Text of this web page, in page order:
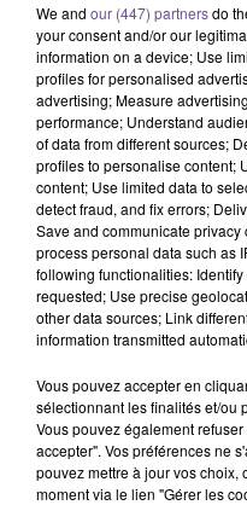
Une entreprise
recherche un
achat et
Une entreprise de Brive-la-
missions : gérer l’accueil
saisie et le suivi des
factures, ou encore suivre
Une première expérience
We and our (447) partnersdo
your consent and/or our
information on a device; Use
profiles for personalised
advertising; Measure
performance; Understand
of data from different sources;
profiles to personalise content;
content; Use limited data to
detect fraud, and fix errors;
Save and communicate
process personal data such as
following functionalities:
requested; Use precise
other data sources; Link
information transmitted
Vous pouvez accepter en
sélectionnant les finalités et/ou
Vous pouvez également
accepter". Vos préférences ne
pouvez mettre à jour vos choix,
moment via le lien "Gérer les